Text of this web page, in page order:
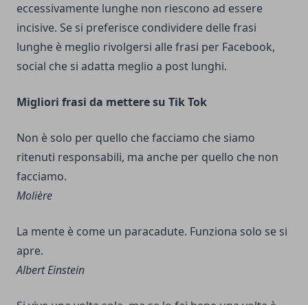
eccessivamente lunghe non riescono ad essere
incisive. Se si preferisce condividere delle frasi
lunghe è meglio rivolgersi allefrasi per Facebook,
social che si adatta meglio a post lunghi.
Migliori frasi da mettere su Tik Tok
Non è solo per quello che facciamo che siamo
ritenuti responsabili, ma anche per quello che non
facciamo.
Molière
La mente è come un paracadute. Funziona solo se si
apre.
Albert Einstein